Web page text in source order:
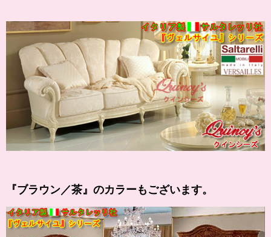
『ブラウン／茶』のカラーもございます。